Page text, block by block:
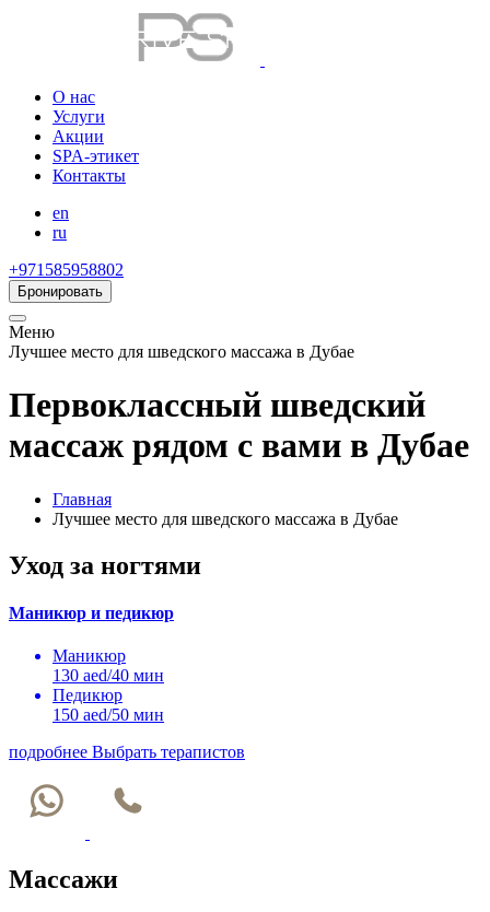
О нас
Услуги
Акции
SPA-этикет
Контакты
en
ru
+971585958802
Бронировать
Меню
Лучшее место для шведского массажа в Дубае
Первоклассный шведский
массаж рядом с вами в Дубае
Главная
Лучшее место для шведского массажа в Дубае
Уход за ногтями
Маникюр и педикюр
Маникюр
130 aed/40 мин
Педикюр
150 aed/50 мин
подробнее Выбрать терапистов
Массажи